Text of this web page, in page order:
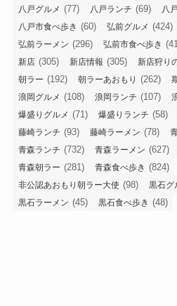
八戸グルメ (77) 八戸ランチ (69) 八
八戸市食べ歩き (60) 弘前グルメ (424)
弘前ラーメン (296) 弘前市食べ歩き
新店 (305) 新店情報 (305) 新店狩り
朝ラー (192) 朝ラーあおもり (262)
浪岡グルメ (108) 浪岡ランチ (107)
爆盛りグルメ (71) 爆盛りランチ (58)
藤崎ランチ (93) 藤崎ラーメン (78)
青森ランチ (732) 青森ラーメン (627)
青森朝ラー (281) 青森食べ歩き (824)
非公認あおもり朝ラー大使 (98) 黒石グ
黒石ラーメン (45) 黒石食べ歩き (48)